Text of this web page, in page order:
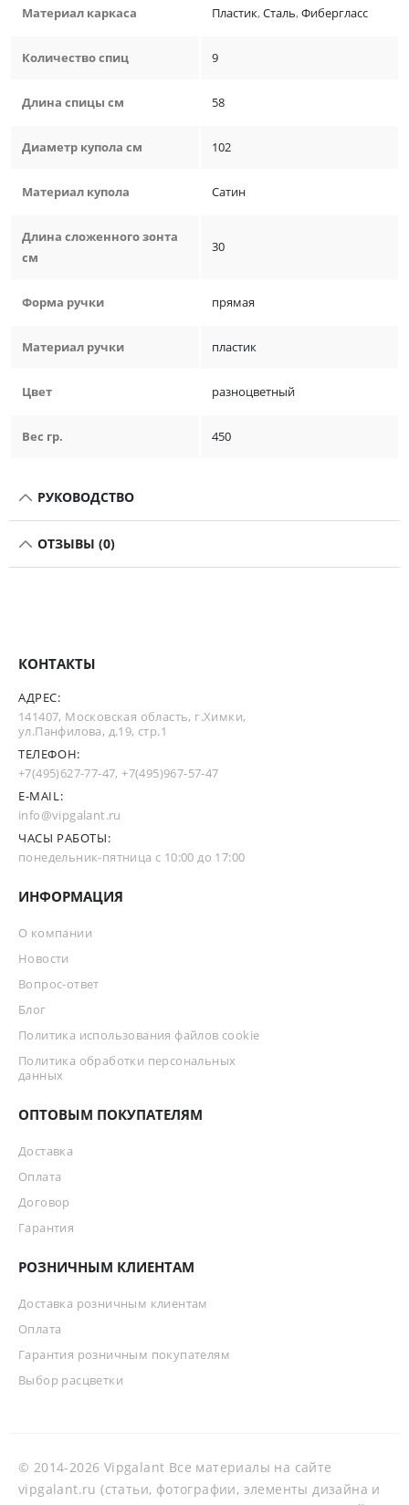
Материал каркаса Пластик,Сталь,Фибергласс
Количество спиц 9
Длина спицы см 58
Диаметр купола см 102
Материал купола Сатин
Длина сложенного зонта
см
30
Форма ручки прямая
Материал ручки пластик
Цвет разноцветный
Вес гр. 450
РУКОВОДСТВО
ОТЗЫВЫ (0)
КОНТАКТЫ
АДРЕС:
141407, Московская область, г.Химки,
ул.Панфилова, д.19, стр.1
ТЕЛЕФОН:
+7(495)627-77-47,+7(495)967-57-47
E-MAIL:
info@vipgalant.ru
ЧАСЫ РАБОТЫ:
понедельник-пятница с 10:00 до 17:00
ИНФОРМАЦИЯ
О компании
Новости
Вопрос-ответ
Блог
Политика использования файлов cookie
Политика обработки персональных
данных
ОПТОВЫМ ПОКУПАТЕЛЯМ
Доставка
Оплата
Договор
Гарантия
РОЗНИЧНЫМ КЛИЕНТАМ
Доставка розничным клиентам
Оплата
Гарантия розничным покупателям
Выбор расцветки
© 2014-2026 Vipgalant Все материалы на сайте
vipgalant.ru (статьи, фотографии, элементы дизайна и